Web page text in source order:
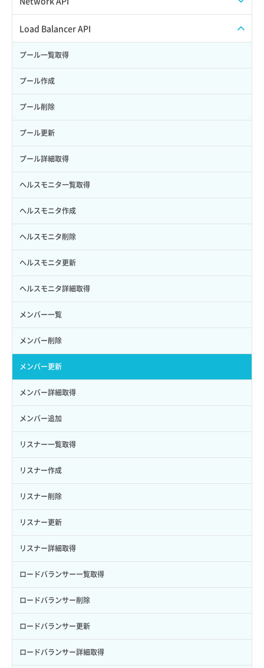
サブユーザーにロールを紐づけ
サブユーザー一覧取得
サブユーザー作成
サブユーザー削除
サブユーザー更新
サブユーザー詳細取得
トークン発行
パーミッション一覧取得
ロールからパーミッションを紐づけ解除
ロールにパーミッションを紐づけ
ロール一覧取得
ロール作成
ロール削除
ロール更新
ロール詳細取得
イメージ一覧取得
イメージ保存使用量取得
イメージ保存容量取得
イメージ保存容量変更
イメージ削除
イメージ詳細取得
SSHキーペア一覧取得
SSHキーペア作成
SSHキーペア削除
SSHキーペア詳細取得
アタッチ済みポート一覧取得
アタッチ済みポート詳細取得
アタッチ済みボリューム一覧
アタッチ済みボリューム詳細取得
コンソールURL発行
サーバーに紐づくアドレス取得
サーバーに紐づくアドレス取得（ネットワーク指定）
サーバーに紐づくセキュリティグループ取得
サーバープラン一覧取得
サーバープラン変更
サーバープラン詳細一覧取得
サーバープラン詳細取得
サーバーメタデータ取得
サーバーメタデータ更新（ネームタグ変更）
サーバー一覧取得
サーバー作成
サーバー再構築（OS再インストール）
サーバー利用状況グラフ（CPU）
サーバー利用状況グラフ（ディスクIO）
サーバー利用状況グラフ（トラフィック）
サーバー削除
QoSポリシー一覧取得
QoSポリシー詳細取得
サブネット一覧取得
サブネット作成（ローカルネットワーク用）
サブネット削除（ローカルネットワーク用）
サブネット詳細取得
セキュリティグループ ルール一覧取得
セキュリティグループ ルール作成
セキュリティグループ ルール削除
セキュリティグループ ルール詳細取得
セキュリティグループ一覧取得
セキュリティグループ作成
セキュリティグループ削除
セキュリティグループ更新
セキュリティグループ詳細取得
ネットワーク一覧取得
ネットワーク作成（ローカルネットワーク用）
ネットワーク削除（ローカルネットワーク用）
ネットワーク詳細取得
ポート一覧取得
ポート作成（ローカルネットワーク用）
ポート作成（追加IP用）
ポート削除
ポート更新
ポート詳細取得
Load Balancer API
プール一覧取得
プール作成
プール削除
プール更新
プール詳細取得
ヘルスモニタ一覧取得
ヘルスモニタ作成
ヘルスモニタ削除
ヘルスモニタ更新
ヘルスモニタ詳細取得
メンバー一覧
メンバー削除
メンバー更新
メンバー詳細取得
メンバー追加
リスナー一覧取得
リスナー作成
リスナー削除
リスナー更新
リスナー詳細取得
ロードバランサー一覧取得
ロードバランサー削除
ロードバランサー更新
ロードバランサー詳細取得